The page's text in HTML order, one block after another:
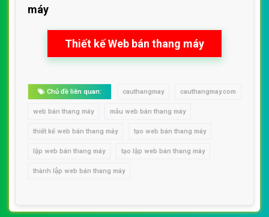
máy
Thiết kế Web bán thang máy
Chủ đề liên quan: cauthangmay cauthangmay.com
web bán thang máy mẫu web bán thang máy
thiết kế web bán thang máy tạo web bán thang máy
lập web bán thang máy tạo lập web bán thang máy
thành lập web bán thang máy